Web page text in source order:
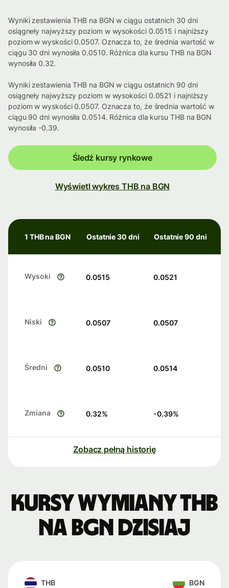
Wyniki zestawienia THB na BGN w ciągu ostatnich 30 dni
osiągneły najwyższy poziom w wysokości 0.0515 i najniższy
poziom w wyskości 0.0507. Oznacza to, że średnia wartość w
ciągu 30 dni wynosiła 0.0510. Różnica dla kursu THB na BGN
wynosiła 0.32.
Wyniki zestawienia THB na BGN w ciągu ostatnich 90 dni
osiągneły najwyższy poziom w wysokości 0.0521 i najniższy
poziom w wyskości 0.0507. Oznacza to, że średnia wartość w
ciągu 90 dni wynosiła 0.0514. Różnica dla kursu THB na BGN
wynosiła -0.39.
Śledź kursy rynkowe
Wyświetl wykres THB na BGN
1 THB na BGN Ostatnie 30 dni Ostatnie 90 dni
Wysoki 0.0515 0.0521
Niski 0.0507 0.0507
Średni 0.0510 0.0514
Zmiana 0.32% -0.39%
Zobacz pełną historię
Kursy wymiany THB
na BGN dzisiaj
THB BGN